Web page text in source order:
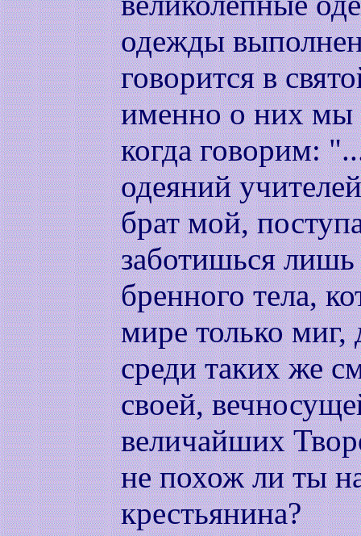
одежды
говорится в
именно о них мы
когда говорим:
одеяний
брат мой,
заботишься
бренного тела,
мире только миг,
среди таких же
своей,
величайших
не похож ли ты
крестьянина?